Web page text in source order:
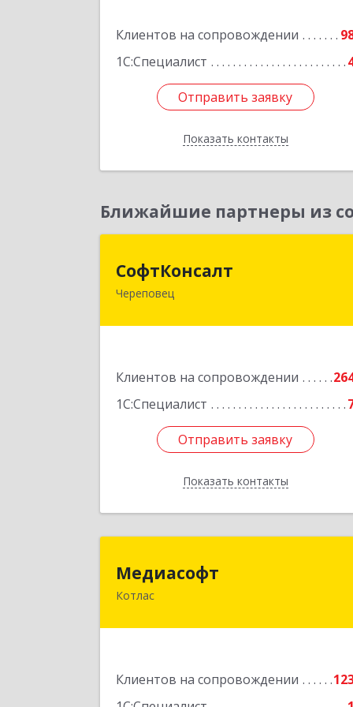
Клиентов на сопровождении
1С:Специалист
Отправить заявку
Показать контакты
Отправить заявку
Назад
Ближайшие партнеры из
СофтКонсалт
Череповец
Клиентов на сопровождении
1С:Специалист
Отправить заявку
Показать контакты
162614, Вологодская обл, Череповец
Отправить заявку
Назад
Медиасофт
Котлас
Клиентов на сопровождении
165300, Архангельская обл, Котлас г,